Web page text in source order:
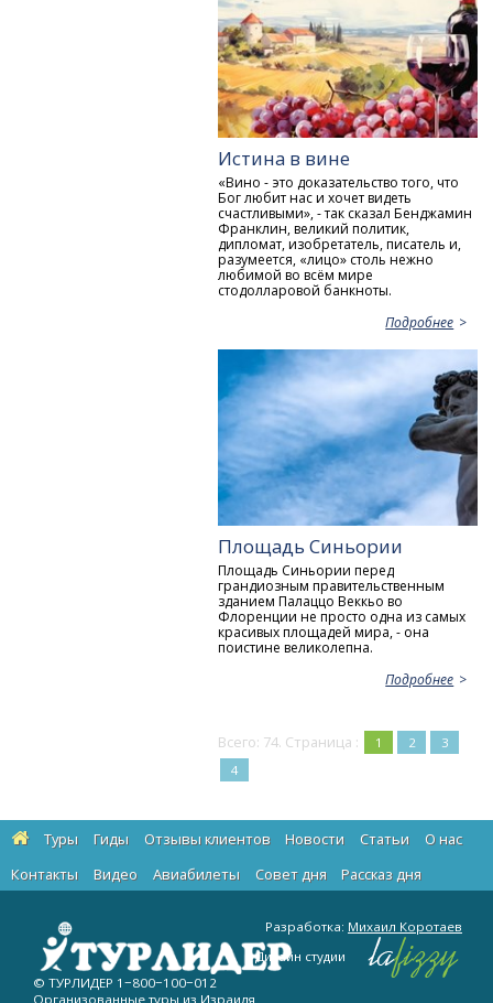
Истина в вине
«Вино - это доказательство того, что
Бог любит нас и хочет видеть
счастливыми», - так сказал Бенджамин
Франклин, великий политик,
дипломат, изобретатель, писатель и,
разумеется, «лицо» столь нежно
любимой во всём мире
стодолларовой банкноты.
Подробнее
Площадь Синьории
Площадь Синьории перед
грандиозным правительственным
зданием Палаццо Веккьо во
Флоренции не просто одна из самых
красивых площадей мира, - она
поистине великолепна.
Подробнее
Всего: 74. Страница : 1 2
3
4
Туры Гиды Отзывы клиентов Новости Статьи
О нас
Контакты
Видео Авиабилеты Cовет дня Рассказ дня
© ТУРЛИДЕР 1−800−100−012
Организованные туры из Израиля
Разработка: Михаил Коротаев
Дизайн студии